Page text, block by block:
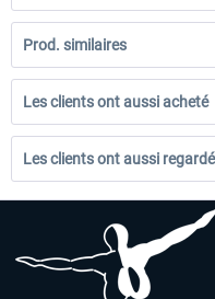
Prod. similaires
Les clients ont aussi acheté
Les clients ont aussi regardé